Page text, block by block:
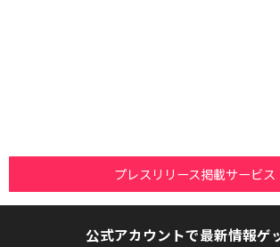
プレスリリース掲載サービス
公式アカウントで最新情報ゲ